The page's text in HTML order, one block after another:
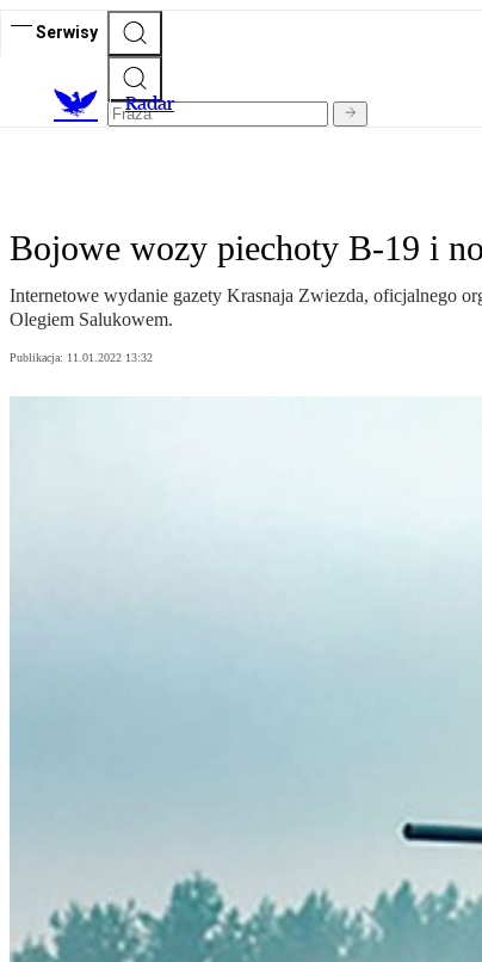
Serwisy
Radar
Bojowe wozy piechoty B-19 i
Internetowe wydanie gazety Krasnaja Zwiezda, oficjalnego
Olegiem Salukowem.
Publikacja: 11.01.2022 13:32